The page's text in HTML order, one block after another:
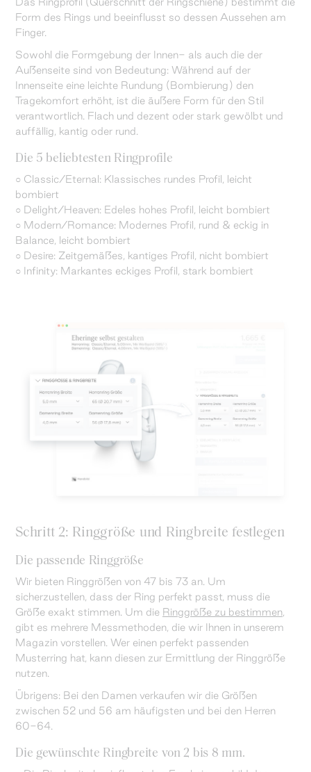
Form des Rings und beeinflusst so dessen Aussehen am
Finger.
Sowohl die Formgebung der Innen- als auch die der
Außenseite sind von Bedeutung: Während auf der
Innenseite eine leichte Rundung (Bombierung) den
Tragekomfort erhöht, ist die äußere Form für den Stil
verantwortlich. Flach und dezent oder stark gewölbt und
auffällig, kantig oder rund.
Die 5 beliebtesten Ringprofile
○ Classic/Eternal: Klassisches rundes Profil, leicht
bombiert
○ Delight/Heaven: Edeles hohes Profil, leicht bombiert
○ Modern/Romance: Modernes Profil, rund & eckig in
Balance, leicht bombiert
○ Desire: Zeitgemäßes, kantiges Profil, nicht bombiert
○ Infinity: Markantes eckiges Profil, stark bombiert
Schritt 2: Ringgröße und Ringbreite festlegen
Die passende Ringgröße
Wir bieten Ringgrößen von 47 bis 73 an. Um
sicherzustellen, dass der Ring perfekt passt, muss die
Größe exakt stimmen. Um die Ringgröße zu bestimmen
gibt es mehrere Messmethoden, die wir Ihnen in unserem
Magazin vorstellen. Wer einen perfekt passenden
Musterring hat, kann diesen zur Ermittlung der Ringgröße
nutzen.
Übrigens: Bei den Damen verkaufen wir die Größen
zwischen 52 und 56 am häufigsten und bei den Herren
60-64.
Die gewünschte Ringbreite von 2 bis 8 mm.